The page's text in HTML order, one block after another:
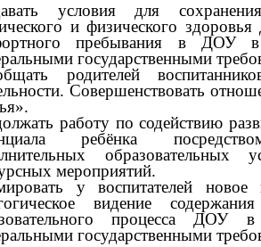
условия для
и физического
пребывания в ДОУ в
государственными
родителей
Совершенствовать
работу по содействию
ребёнка
образовательных
мероприятий.
у воспитателей новое
видение
процесса ДОУ в
государственными